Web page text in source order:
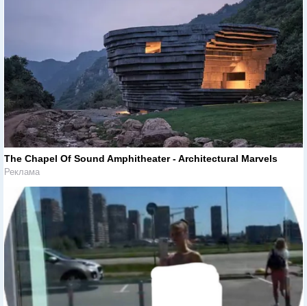
The Chapel Of Sound Amphitheater - Architectural Marvels
Реклама